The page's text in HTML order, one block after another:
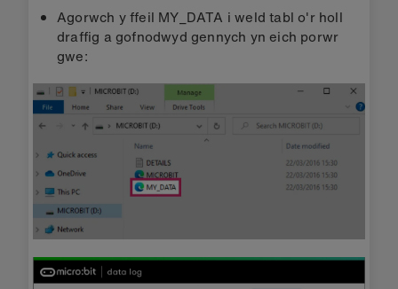
Agorwch y ffeil MY_DATA i weld tabl o'r holl
draffig a gofnodwyd gennych yn eich porwr
gwe: